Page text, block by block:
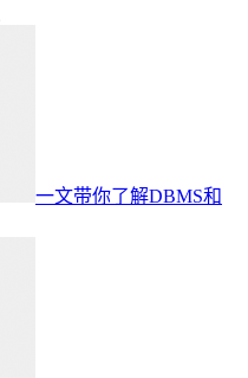
一文带你了解DBMS和